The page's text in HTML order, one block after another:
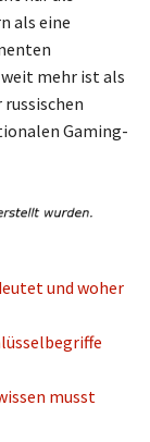
als eine
weit mehr ist als
russischen
Gaming-
und woher
musst